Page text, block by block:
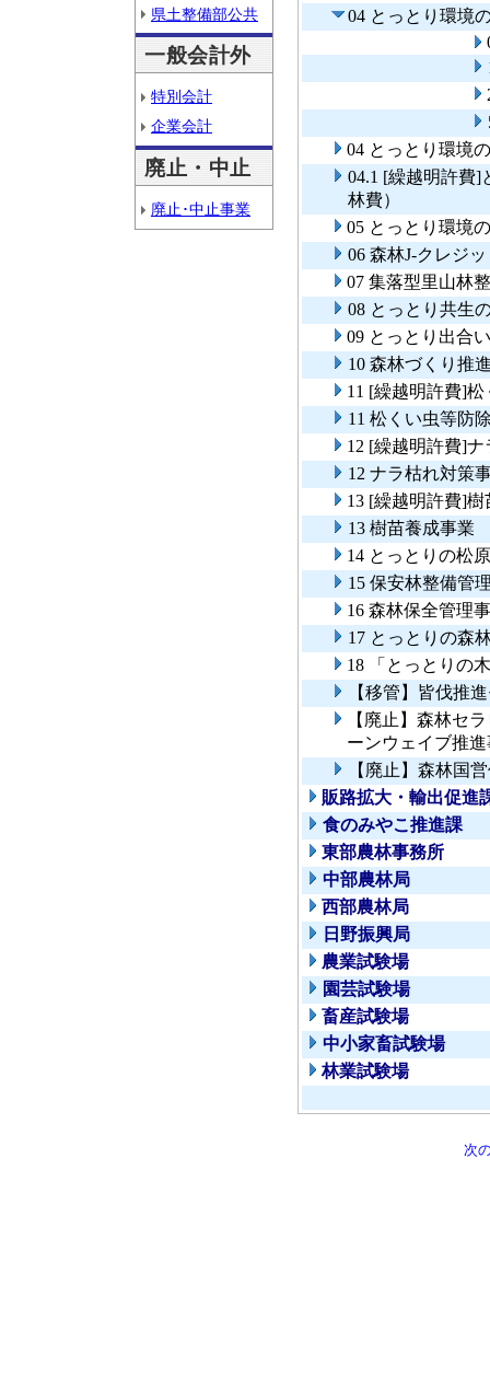
県土整備部公共
一般会計外
特別会計
企業会計
廃止・中止
廃止･中止事業
04 とっとり環境
04 とっとり環境
04.1 [繰越明許費]
林費）
05 とっとり環境
06 森林J-クレジ
07 集落型里山林
08 とっとり共生
09 とっとり出合
10 森林づくり推
11 [繰越明許費]
11 松くい虫等
12 [繰越明許費]
12 ナラ枯れ対策
13 [繰越明許費]
13 樹苗養成事業
14 とっとりの松
15 保安林整備管
16 森林保全管理
17 とっとりの
18 「とっとりの
【移管】皆伐推
【廃止】森林セ
ーンウェイブ推
【廃止】森林国
販路拡大・輸出促進
食のみやこ推進課
東部農林事務所
中部農林局
西部農林局
日野振興局
農業試験場
園芸試験場
畜産試験場
中小家畜試験場
林業試験場
次